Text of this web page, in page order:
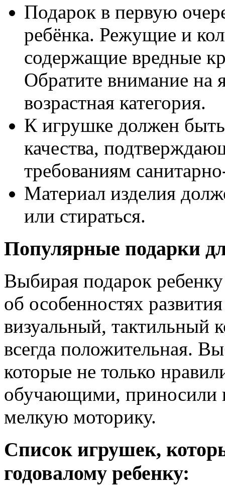
Подарок в первую
ребёнка. Режущие и
содержащие вредные
Обратите внимание на
возрастная категория.
К игрушке должен
качества,
требованиям
Материал изделия
или стираться.
Популярные подарки
Выбирая подарок
об особенностях
визуальный, тактильный
всегда положительная.
которые не только
обучающими, приносили
мелкую моторику.
Список игрушек,
годовалому ребенку: